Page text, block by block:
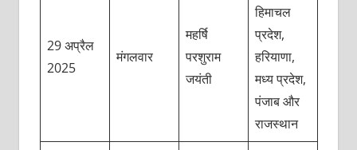
29 अप्रैल
2025
मंगलवार
महर्षि
परशुराम
जयंती
हिमाचल
प्रदेश,
हरियाणा,
मध्य प्रदेश,
पंजाब और
राजस्थान